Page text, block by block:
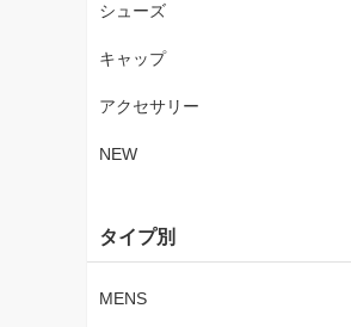
シューズ
キャップ
アクセサリー
NEW
タイプ別
MENS